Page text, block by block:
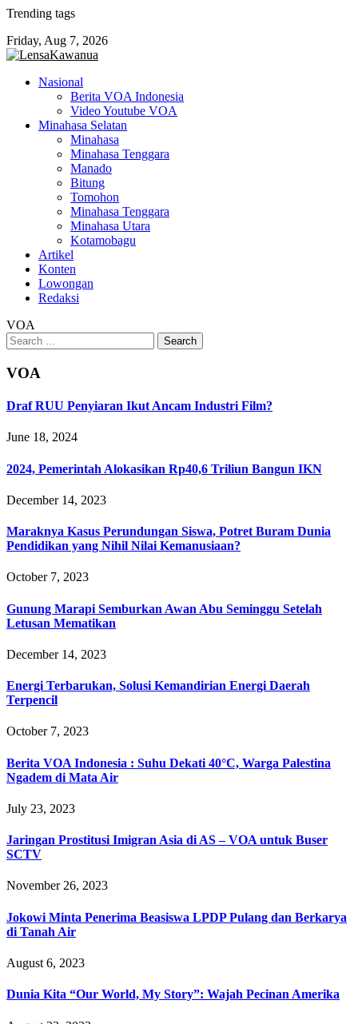
Skip
content
Trending tags
Friday, Aug 7, 2026
Nasional
Berita VOA Indonesia
Video Youtube VOA
Minahasa Selatan
Minahasa
Minahasa Tenggara
Manado
Bitung
Tomohon
Minahasa Tenggara
Minahasa Utara
Kotamobagu
Artikel
Konten
Lowongan
Redaksi
VOA
Search
for:
VOA
Draf RUU Penyiaran Ikut Ancam Industri Film?
June 18, 2024
2024, Pemerintah Alokasikan Rp40,6 Triliun Bangun IKN
December 14, 2023
Maraknya Kasus Perundungan Siswa, Potret Buram Dunia
Pendidikan yang Nihil Nilai Kemanusiaan?
October 7, 2023
Gunung Marapi Semburkan Awan Abu Seminggu Setelah
Letusan Mematikan
December 14, 2023
Energi Terbarukan, Solusi Kemandirian Energi Daerah
Terpencil
October 7, 2023
Berita VOA Indonesia : Suhu Dekati 40°C, Warga Palestina
Ngadem di Mata Air
July 23, 2023
Jaringan Prostitusi Imigran Asia di AS – VOA untuk Buser
SCTV
November 26, 2023
Jokowi Minta Penerima Beasiswa LPDP Pulang dan Berkarya
di Tanah Air
August 6, 2023
Dunia Kita “Our World, My Story”: Wajah Pecinan Amerika